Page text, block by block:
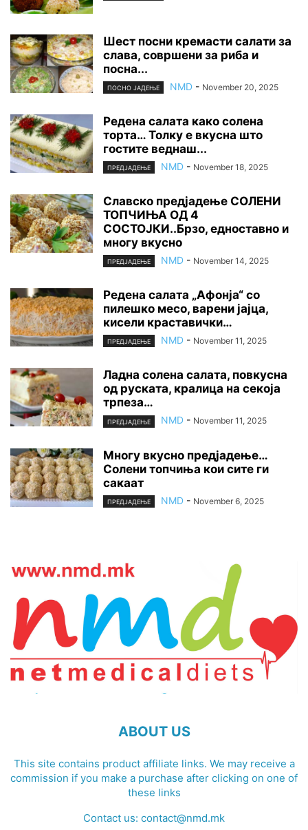
Шест посни кремасти салати за
слава, совршени за риба и
посна...
ПОСНО ЈАДЕЊЕ NMD - November 20, 2025
Редена салата како солена
торта… Толку е вкусна што
гостите веднаш...
ПРЕДЈАДЕЊЕ NMD - November 18, 2025
Славско предјадење СОЛЕНИ
ТОПЧИЊА ОД 4
СОСТОЈКИ..Брзо, едноставно и
многу вкусно
ПРЕДЈАДЕЊЕ NMD - November 14, 2025
Редена салата „Афонја“ со
пилешко месо, варени јајца,
кисели краставички…
ПРЕДЈАДЕЊЕ NMD - November 11, 2025
Ладна солена салата, повкусна
од руската, кралица на секоја
трпеза…
ПРЕДЈАДЕЊЕ NMD - November 11, 2025
Многу вкусно предјадење…
Солени топчиња кои сите ги
сакаат
ПРЕДЈАДЕЊЕ NMD - November 6, 2025
ABOUT US
This site contains product affiliate links. We may receive a
commission if you make a purchase after clicking on one of
these links
Contact us: contact@nmd.mk